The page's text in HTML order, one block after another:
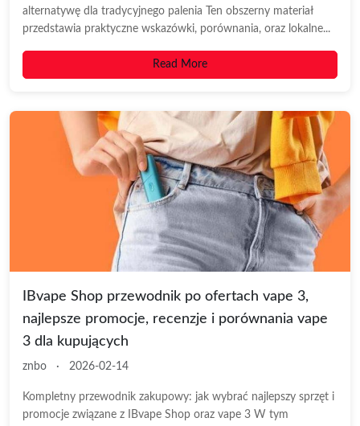
alternatywę dla tradycyjnego palenia Ten obszerny materiał
przedstawia praktyczne wskazówki, porównania, oraz lokalne...
Read More
IBvape Shop przewodnik po ofertach vape 3,
najlepsze promocje, recenzje i porównania vape
3 dla kupujących
znbo · 2026-02-14
Kompletny przewodnik zakupowy: jak wybrać najlepszy sprzęt i
promocje związane z IBvape Shop oraz vape 3 W tym